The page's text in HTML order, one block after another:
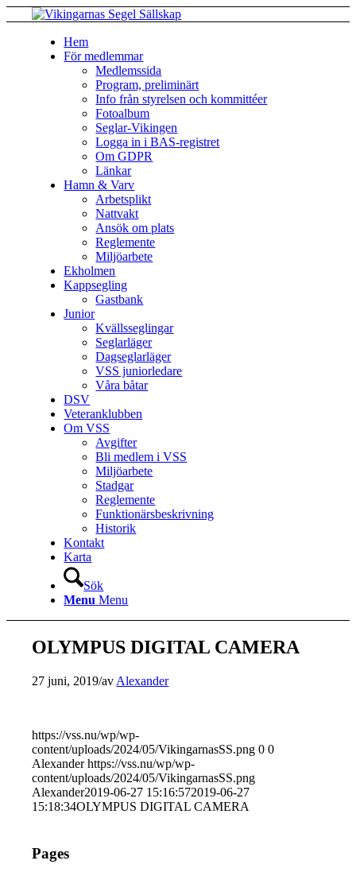
Hem
För medlemmar
Medlemssida
Program, preliminärt
Info från styrelsen och kommittéer
Fotoalbum
Seglar-Vikingen
Logga in i BAS-registret
Om GDPR
Länkar
Hamn & Varv
Arbetsplikt
Nattvakt
Ansök om plats
Reglemente
Miljöarbete
Ekholmen
Kappsegling
Gastbank
Junior
Kvällsseglingar
Seglarläger
Dagseglarläger
VSS juniorledare
Våra båtar
DSV
Veteranklubben
Om VSS
Avgifter
Bli medlem i VSS
Miljöarbete
Stadgar
Reglemente
Funktionärsbeskrivning
Historik
Kontakt
Karta
Sök
Menu Menu
OLYMPUS DIGITAL CAMERA
27 juni, 2019/av Alexander
https://vss.nu/wp/wp-
content/uploads/2024/05/VikingarnasSS.png 0 0
Alexander https://vss.nu/wp/wp-
content/uploads/2024/05/VikingarnasSS.png
Alexander2019-06-27 15:16:572019-06-27
15:18:34OLYMPUS DIGITAL CAMERA
Pages